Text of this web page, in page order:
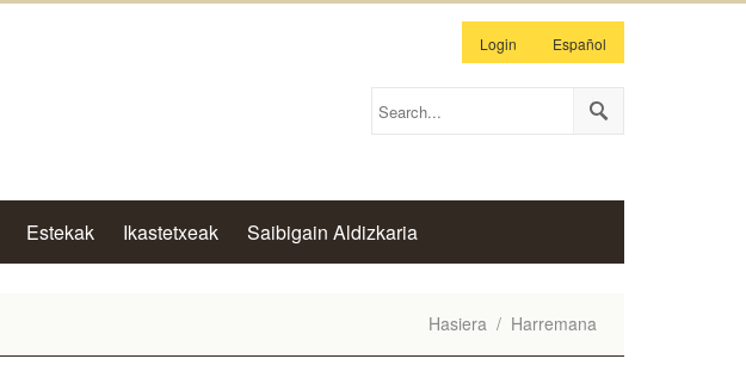
Login Español
Estekak Ikastetxeak Saibigain Aldizkaria
Hasiera / Harremana